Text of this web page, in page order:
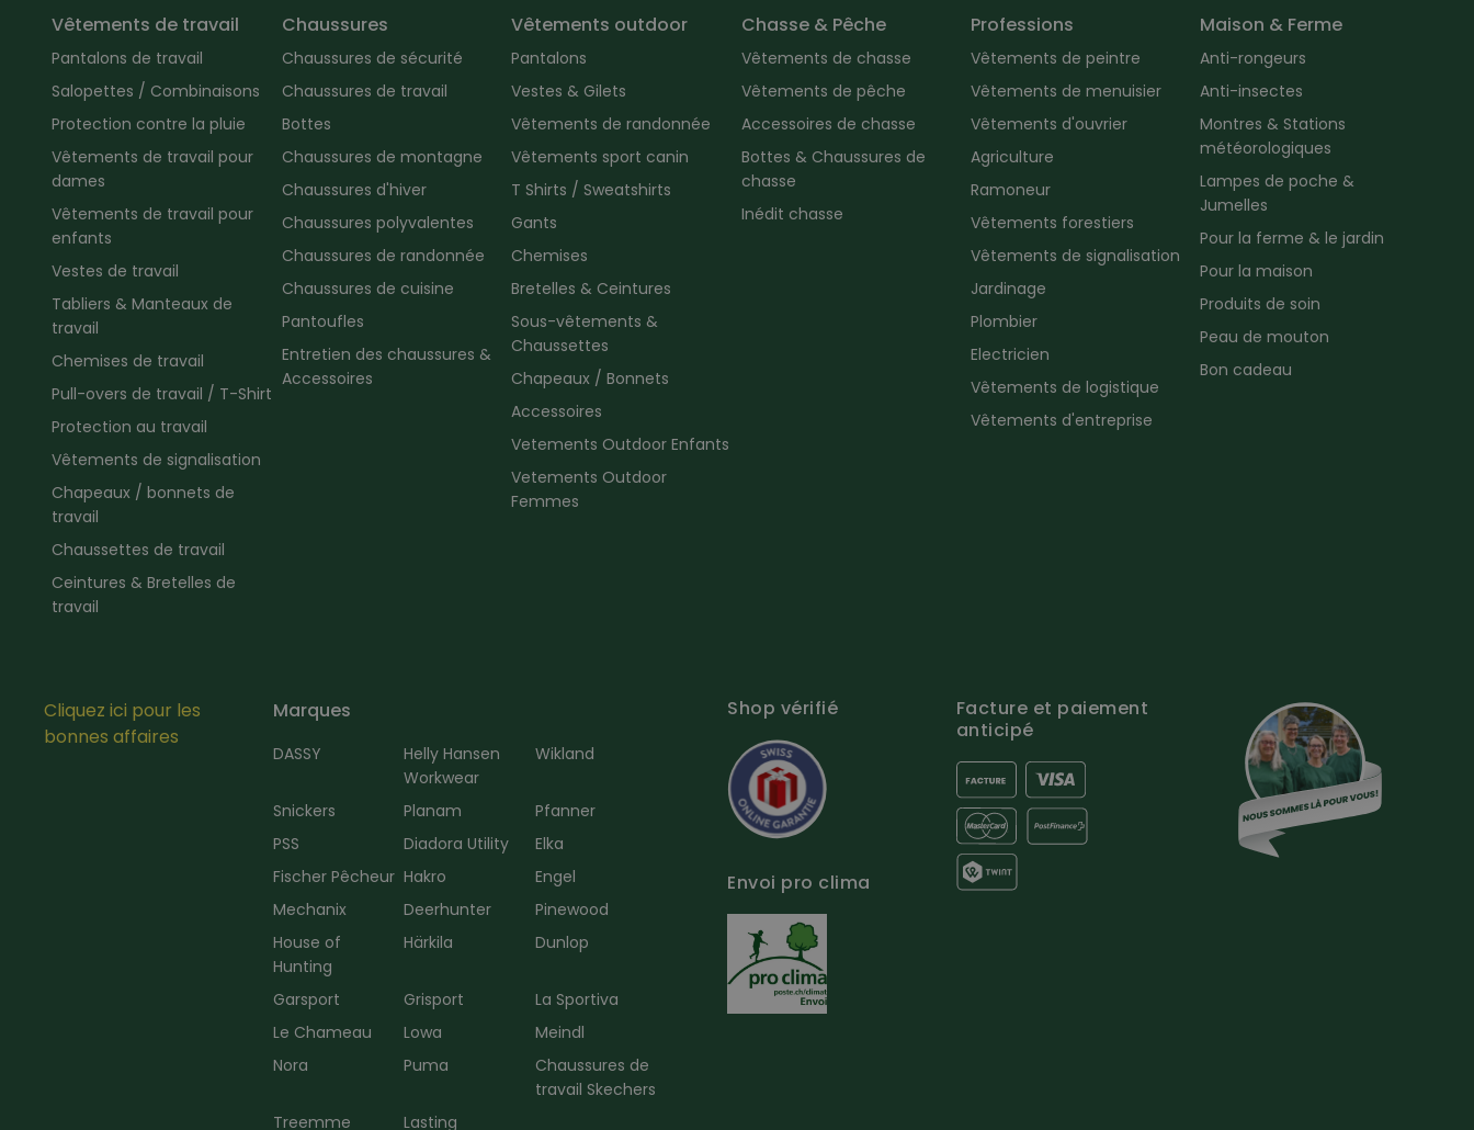
Vêtements de travail
Pantalons de travail
Salopettes / Combinaisons
Protection contre la pluie
Vêtements de travail pour
dames
Vêtements de travail pour
enfants
Vestes de travail
Tabliers & Manteaux de
travail
Chemises de travail
Pull-overs de travail / T-Shirt
Protection au travail
Vêtements de signalisation
Chapeaux / bonnets de
travail
Chaussettes de travail
Ceintures & Bretelles de
travail
Chaussures
Chaussures de sécurité
Chaussures de travail
Bottes
Chaussures de montagne
Chaussures d'hiver
Chaussures polyvalentes
Chaussures de randonnée
Chaussures de cuisine
Pantoufles
Entretien des chaussures &
Accessoires
Vêtements outdoor
Pantalons
Vestes & Gilets
Vêtements de randonnée
Vêtements sport canin
T Shirts / Sweatshirts
Gants
Chemises
Bretelles & Ceintures
Sous-vêtements &
Chaussettes
Chapeaux / Bonnets
Accessoires
Vetements Outdoor Enfants
Vetements Outdoor
Femmes
Chasse & Pêche
Vêtements de chasse
Vêtements de pêche
Accessoires de chasse
Bottes & Chaussures de
chasse
Inédit chasse
Professions
Vêtements de peintre
Vêtements de menuisier
Vêtements d'ouvrier
Agriculture
Ramoneur
Vêtements forestiers
Vêtements de signalisation
Jardinage
Plombier
Electricien
Vêtements de logistique
Vêtements d'entreprise
Maison & Ferme
Anti-rongeurs
Anti-insectes
Montres & Stations
météorologiques
Lampes de poche &
Jumelles
Pour la ferme & le jardin
Pour la maison
Produits de soin
Peau de mouton
Bon cadeau
Cliquez ici pour les
bonnes affaires
Marques
DASSY
Helly Hansen
Workwear
Wikland
Snickers Planam
Pfanner
PSS
Diadora Utility
Elka
Fischer Pêcheur Hakro
Engel
Mechanix
Deerhunter
Pinewood
House of
Hunting
Härkila Dunlop
Garsport Grisport
La Sportiva
Le Chameau
Lowa
Meindl
Nora
Puma
Chaussures de
travail Skechers
Treemme
Lasting
Shop vérifié
Envoi pro clima
Facture et paiement
anticipé